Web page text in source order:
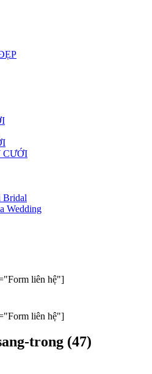
CƯỚI
Bridal
Wedding
liên hệ"]
liên hệ"]
trong (47)